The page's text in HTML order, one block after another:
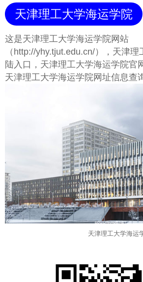
天津理工大学海运学院
这是天津理工大学海运学院网站
（http://yhy.tjut.edu.cn/），天津
陆入口，天津理工大学海运学院官
天津理工大学海运学院网址信息查
天津理工大学海运